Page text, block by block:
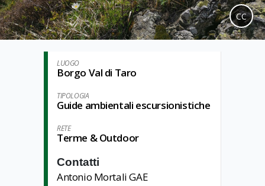
CC
LUOGO
Borgo Val di Taro
TIPOLOGIA
Guide ambientali escursionistiche
RETE
Terme & Outdoor
Contatti
Antonio Mortali GAE